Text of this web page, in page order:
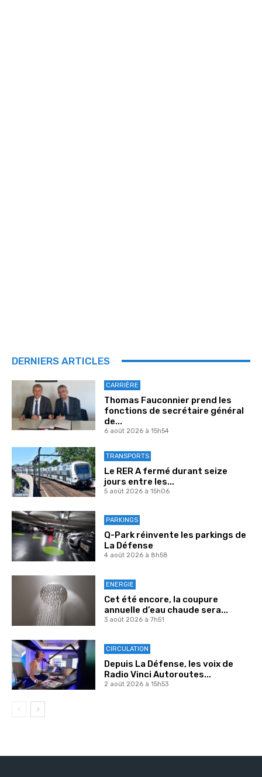
DERNIERS ARTICLES
CARRIÈRE
Thomas Fauconnier prend les
fonctions de secrétaire général
de...
6 août 2026 à 15h54
TRANSPORTS
Le RER A fermé durant seize
jours entre les...
5 août 2026 à 15h06
PARKINGS
Q-Park réinvente les parkings de
La Défense
4 août 2026 à 8h58
ENERGIE
Cet été encore, la coupure
annuelle d’eau chaude sera...
3 août 2026 à 7h51
CIRCULATION
Depuis La Défense, les voix de
Radio Vinci Autoroutes...
2 août 2026 à 15h53